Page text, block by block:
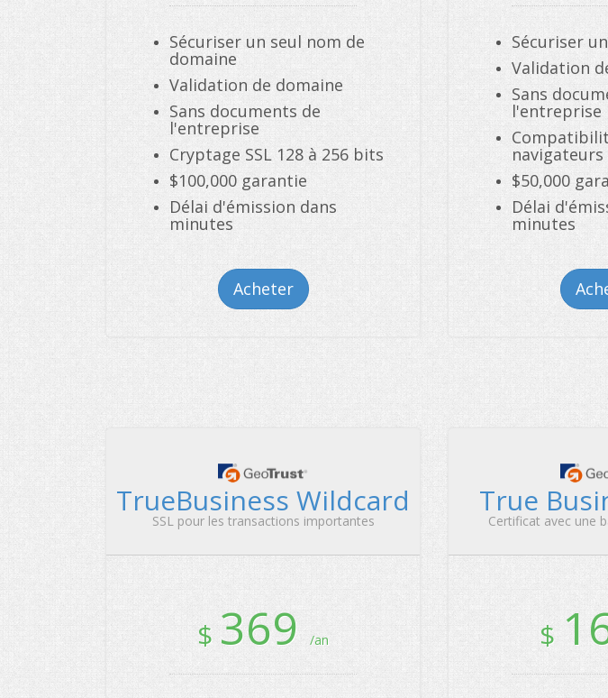
Sécuriser un seul nom de
domaine
Validation de domaine
Sans documents de
l'entreprise
Cryptage SSL 128 à 256 bits
$100,000 garantie
Délai d'émission dans
minutes
Acheter
Sécuriser
Validation
Sans
l'entreprise
$50,000
Délai
minutes
TrueBusiness Wildcard
SSL pour les transactions importantes
$369 /an
True
Certificat avec une
$